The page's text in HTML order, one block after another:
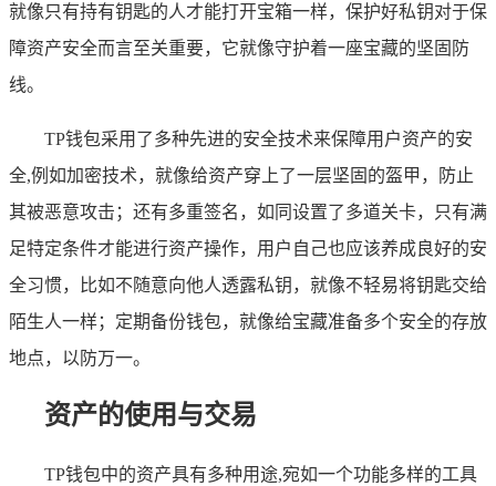
就像只有持有钥匙的人才能打开宝箱一样，保护好私钥对于保
障资产安全而言至关重要，它就像守护着一座宝藏的坚固防
线。
TP钱包采用了多种先进的安全技术来保障用户资产的安
全,例如加密技术，就像给资产穿上了一层坚固的盔甲，防止
其被恶意攻击；还有多重签名，如同设置了多道关卡，只有满
足特定条件才能进行资产操作，用户自己也应该养成良好的安
全习惯，比如不随意向他人透露私钥，就像不轻易将钥匙交给
陌生人一样；定期备份钱包，就像给宝藏准备多个安全的存放
地点，以防万一。
资产的使用与交易
TP钱包中的资产具有多种用途,宛如一个功能多样的工具